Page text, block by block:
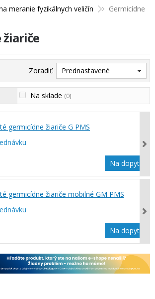
meranie fyzikálnych veličín
Germicídne
žiariče
Zoradiť: Prednastavené
Na sklade (0)
germicídne žiariče G PMS
Na dopyt
germicídne žiariče mobilné GM PMS
Na dopyt